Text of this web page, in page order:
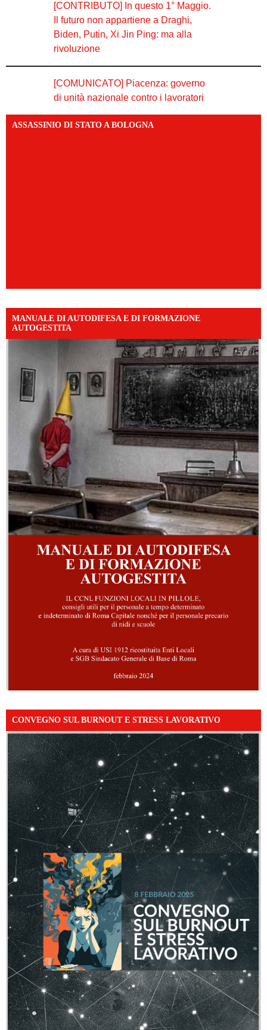
[CONTRIBUTO] In questo 1° Maggio.
Il futuro non appartiene a Draghi,
Biden, Putin, Xi Jin Ping: ma alla
rivoluzione
[COMUNICATO] Piacenza: governo
di unità nazionale contro i lavoratori
ASSASSINIO DI STATO A BOLOGNA
MANUALE DI AUTODIFESA E DI FORMAZIONE
AUTOGESTITA
CONVEGNO SUL BURNOUT E STRESS LAVORATIVO